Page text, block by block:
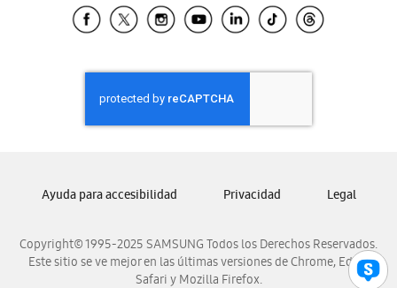
Samsung El Salvador
Samsung Honduras
Samsung Nicaragua
Samsung Panamá
Samsung Venezuela
Copyright© 1995-2025 SAMSUNG Todos los Derechos Reservados.
Este sitio se ve mejor en las últimas versiones de Chrome, Edge,
Safari y Mozilla Firefox.
Ayuda para accesibilidad Privacidad Legal